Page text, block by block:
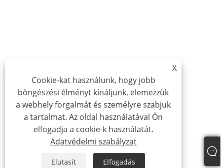
X
Cookie-kat használunk, hogy jobb
böngészési élményt kínáljunk, elemezzük
a webhely forgalmát és személyre szabjuk
a tartalmat. Az oldal használatával Ön
elfogadja a cookie-k használatát.
Adatvédelmi szabályzat
Elutasít Elfogadás